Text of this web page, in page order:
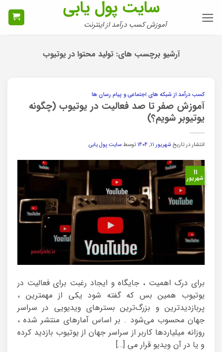
سایت پول یابی
آموزش کسب درآمد از اینترنت
آرشیو برچسب های:تولید محتوا در یوتیوب
کسب درآمد از شبکه های اجتماعی و پیام رسان ها
آموزش صفر تا صد فعالیت در یوتیوب (چگونه
یوتیوبر شویم؟)
انتشار در تاریخشهریور ۱۱, ۱۴۰۴ توسط سایت پول یابی
۱۱
شهریور
برای درک اهمیت ، جایگاه و ایجاد رغبت برای فعالیت در
یوتیوب همین بس که گفته شود یکی از مهمترین ،
پربازدیدترین و بزرگ‌ترین بسترهای ویدیویی در سراسر
جهان محسوب می‌شود . بر اساس آمارهای منتشر شده ،
روزانه میلیاردها کاربر از سراسر جهان از یوتیوب بازدید کرده
و یا در آن ویدیو قرار می […]